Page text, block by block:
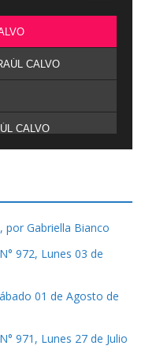
CALVO
CALVO
Gabriella Bianco
972, Lunes 03 de
01 de Agosto de
971, Lunes 27 de Julio